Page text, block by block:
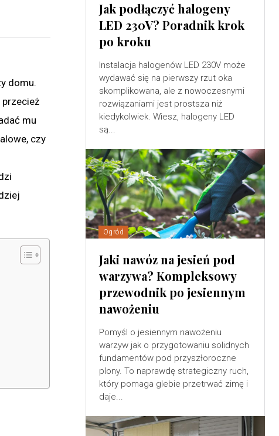
domu.
mu
czy
Jak podłączyć halogeny
LED 230V? Poradnik krok
po kroku
Instalacja halogenów LED 230V może
wydawać się na pierwszy rzut oka
skomplikowana, ale z nowoczesnymi
rozwiązaniami jest prostsza niż
kiedykolwiek. Wiesz, halogeny LED
są...
Ogród
Jaki nawóz na jesień pod
warzywa? Kompleksowy
przewodnik po jesiennym
nawożeniu
Pomyśl o jesiennym nawożeniu
warzyw jak o przygotowaniu solidnych
fundamentów pod przyszłoroczne
plony. To naprawdę strategiczny ruch,
który pomaga glebie przetrwać zimę i
daje...